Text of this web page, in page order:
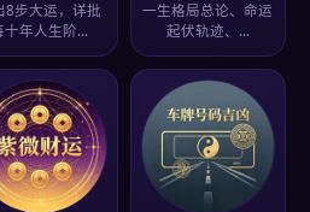
8步大运，详批
十年人生阶…
一生格局总论、命运
起伏轨迹、…